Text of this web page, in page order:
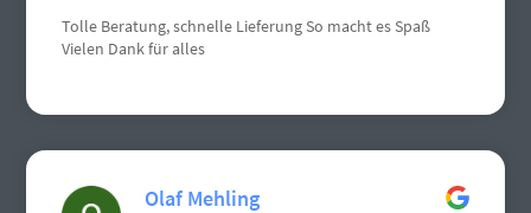
Tolle Beratung, schnelle Lieferung So macht es Spaß
Vielen Dank für alles
Olaf Mehling